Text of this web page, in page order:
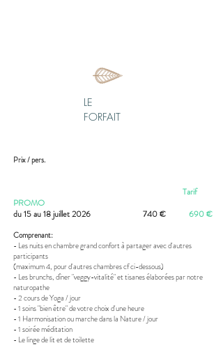
LE
FORFAIT
Prix / pers.
Tarif
PROMO
du 15 au 18 juillet 2026 740 € 690 €
Comprenant:
- Les nuits en chambre grand confort à partager avec d'autres
participants
(maximum 4, pour d'autres chambres cf ci-dessous)
- Les brunchs, dîner "veggy-vitalité" et tisanes élaborées par notre
naturopathe
- 2 cours de Yoga / jour
- 1 soins "bien être" de votre choix d'une heure
- 1 Harmonisation ou marche dans la Nature / jour
- 1 soirée méditation
- Le linge de lit et de toilette